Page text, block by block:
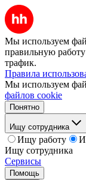
Мы используем
правильную работу
трафик.
Правила
Мы используем
файлов cookie
Понятно
Ищу сотрудника
Ищу работу
Ищу сотрудника
Сервисы
Помощь